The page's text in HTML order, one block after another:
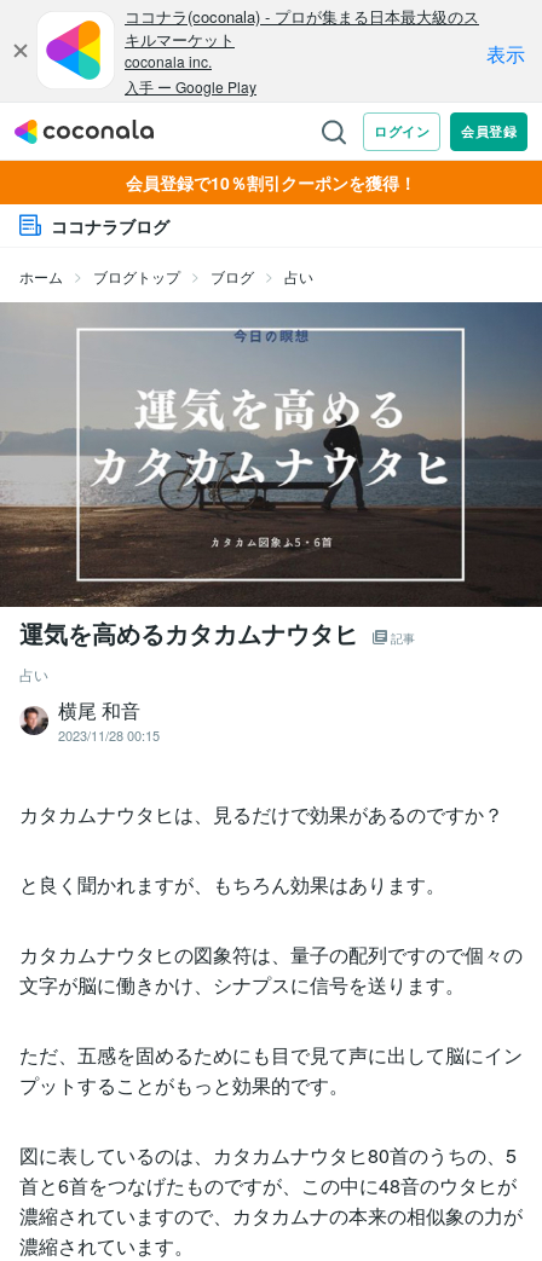
会員登録で10％割引クーポンを獲得！
ココナラブログ
ホーム ブログトップ ブログ 占い
運気を高めるカタカムナウタヒ 記事
占い
横尾 和音
2023/11/28 00:15
カタカムナウタヒは、見るだけで効果があるのですか？
と良く聞かれますが、もちろん効果はあります。
カタカムナウタヒの図象符は、量子の配列ですので個々の
文字が脳に働きかけ、シナプスに信号を送ります。
ただ、五感を固めるためにも目で見て声に出して脳にイン
プットすることがもっと効果的です。
図に表しているのは、カタカムナウタヒ80首のうちの、5
首と6首をつなげたものですが、この中に48音のウタヒが
濃縮されていますので、カタカムナの本来の相似象の力が
濃縮されています。